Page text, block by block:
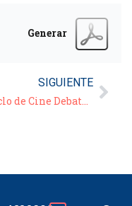
Generar
SIGUIENTE
7° Ciclo de Cine Debate Virtual – 2021: “El juicio de los 7 de Chicago” + Bonus Track